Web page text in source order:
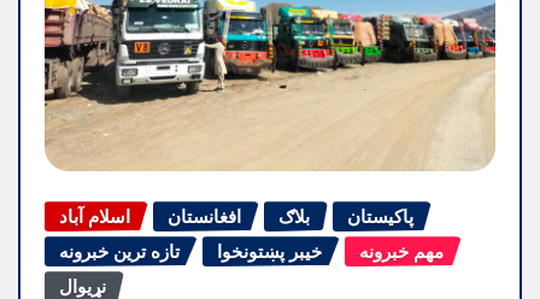
اسلام آباد افغانستان بلاګ
پاکیستان
تازه ترین خبرونه
خیبر پښتونخوا
مهم خبرونه
نړیوال